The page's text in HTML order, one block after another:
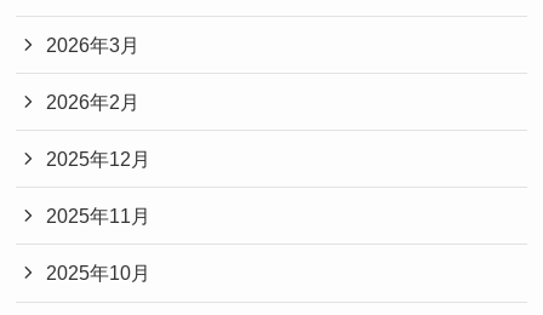
2026年3月
2026年2月
2025年12月
2025年11月
2025年10月